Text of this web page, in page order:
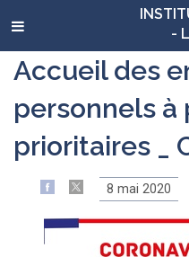
-
Accueil des
personnels à
prioritaires _
8 mai 2020